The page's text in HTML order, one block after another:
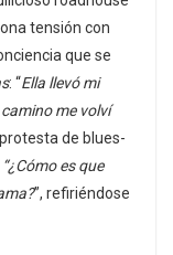
tensión con
que se
: “Ella llevó mi
me volví
de blues-
“¿Cómo es que
”, refiriéndose